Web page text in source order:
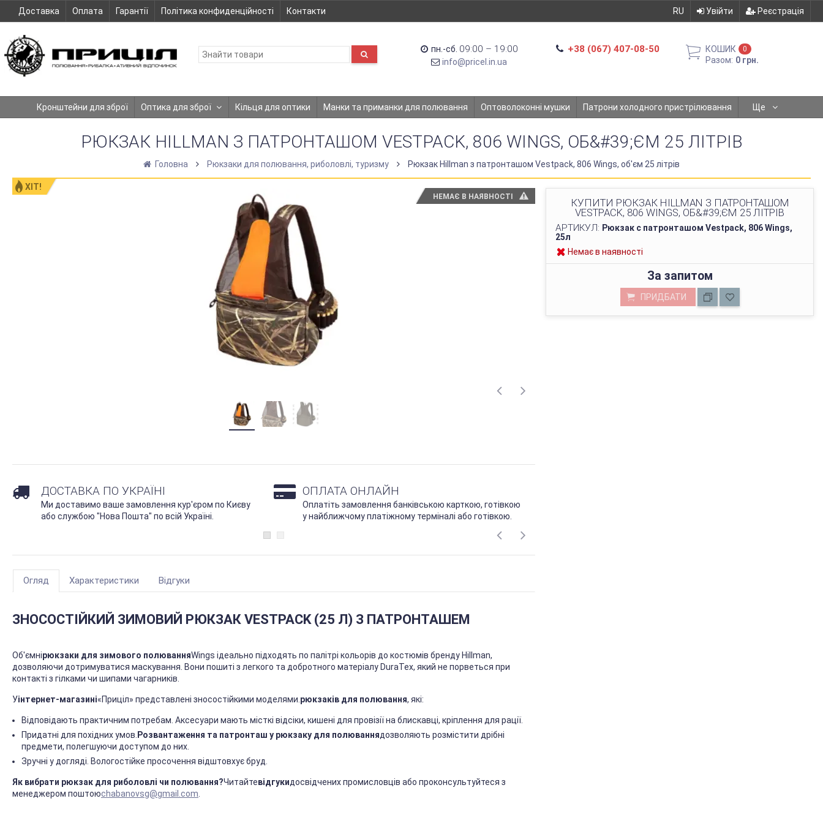
Доставка Оплата Гарантії Політика конфиденційності Контакти RU Увійти Реєстрація
пн.-сб. 09:00 – 19:00
info@pricel.in.ua
+38 (067) 407-08-50 КОШИК 0
Разом: 0 грн.
Кронштейни для зброї Оптика для зброї Кільця для оптики Манки та приманки для полювання Оптоволоконні мушки Патрони холодного пристрілювання Ще
РЮКЗАК HILLMAN З ПАТРОНТАШОМ VESTPACK, 806 WINGS, ОБ&#39;ЄМ 25 ЛІТРІВ
Головна Рюкзаки для полювання, риболовлі, туризму Рюкзак Hillman з патронташом Vestpack, 806 Wings, об'єм 25 літрів
ХІТ!
НЕМАЄ В НАЯВНОСТІ
КУПИТИ РЮКЗАК HILLMAN З ПАТРОНТАШОМ
VESTPACK, 806 WINGS, ОБ&#39;ЄМ 25 ЛІТРІВ
АРТИКУЛ: Рюкзак с патронташом Vestpack, 806 Wings,
25л
Немає в наявності
За запитом
ПРИДБАТИ
ДОСТАВКА ПО УКРАЇНІ
Ми доставимо ваше замовлення кур'єром по Києву
або службою "Нова Пошта" по всій Україні.
ОПЛАТА ОНЛАЙН
Оплатіть замовлення банківською карткою, готівкою
у найближчому платіжному терміналі або готівкою.
Огляд Характеристики Відгуки
ЗНОСОСТІЙКИЙ ЗИМОВИЙ РЮКЗАК VESTPACK (25 Л) З ПАТРОНТАШЕМ
Об'ємнірюкзаки для зимового полюванняWings ідеально підходять по палітрі кольорів до костюмів бренду Hillman,
дозволяючи дотримуватися маскування. Вони пошиті з легкого та добротного матеріалу DuraTex, який не порветься при
контакті з гілками чи шипами чагарників.
Уінтернет-магазині«Приціл» представлені зносостійкими моделями. рюкзаків для полювання, які:
Відповідають практичним потребам. Аксесуари мають місткі відсіки, кишені для провізії на блискавці, кріплення для рації.
Придатні для похідних умов. Розвантаження та патронташ у рюкзаку для полюваннядозволяють розмістити дрібні
предмети, полегшуючи доступом до них.
Зручні у догляді. Вологостійке просочення відштовхує бруд.
Як вибрати рюкзак для риболовлі чи полювання?Читайтевідгукидосвідчених промисловців або проконсультуйтеся з
менеджером поштоюchabanovsg@gmail.com